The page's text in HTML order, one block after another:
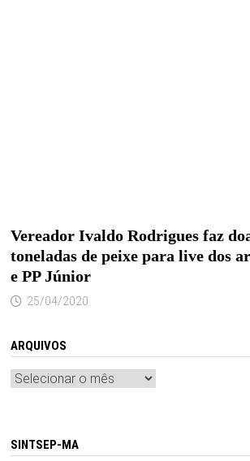
Vereador Ivaldo Rodrigues faz
toneladas de peixe para live dos
e PP Júnior
25/04/2020
ARQUIVOS
Arquivos
SINTSEP-MA